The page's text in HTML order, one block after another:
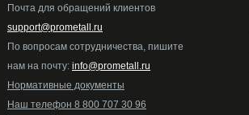
Почта для обращений клиентов
support@prometall.ru
По вопросам сотрудничества, пишите
нам на почту: info@prometall.ru
Нормативные документы
Наш телефон 8 800 707 30 96